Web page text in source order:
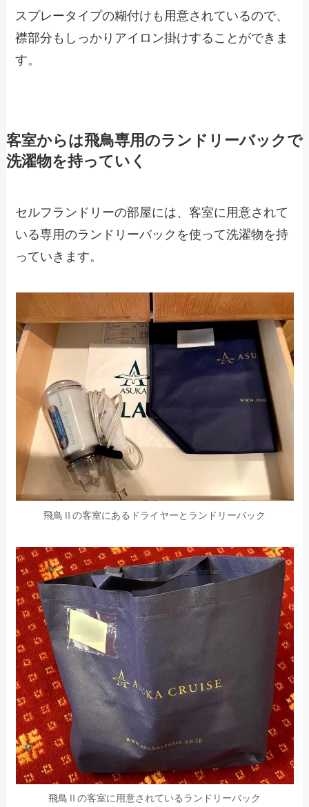
スプレータイプの糊付けも用意されているので、
襟部分もしっかりアイロン掛けすることができま
す。
客室からは飛鳥専用のランドリーバックで
洗濯物を持っていく
セルフランドリーの部屋には、客室に用意されて
いる専用のランドリーバックを使って洗濯物を持
っていきます。
飛鳥Ⅱの客室にあるドライヤーとランドリーバック
飛鳥Ⅱの客室に用意されているランドリーバック